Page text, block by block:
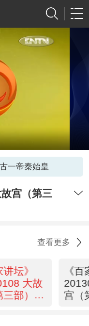
一帝秦始皇
宫（第三
查看更多
讲坛》
大故
三部）6
《
宫（